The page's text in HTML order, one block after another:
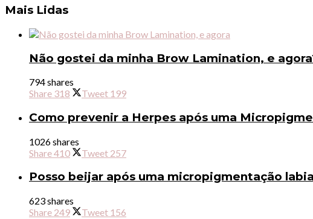
Mais Lidas
Não gostei da minha Brow Lamination, e
794 shares
Share 318 Tweet 199
Como prevenir a Herpes após uma
1026 shares
Share410 Tweet 257
Posso beijar após uma micropigmentação
623 shares
Share 249 Tweet 156